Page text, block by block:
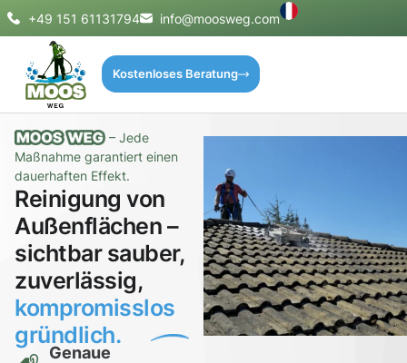
+49 151 61131794 info@moosweg.com
Kostenloses Beratung
– Jede
Maßnahme garantiert einen
dauerhaften Effekt.
Reinigung von
Außenflächen –
sichtbar sauber,
zuverlässig,
kompromisslos
gründlich.
Genaue